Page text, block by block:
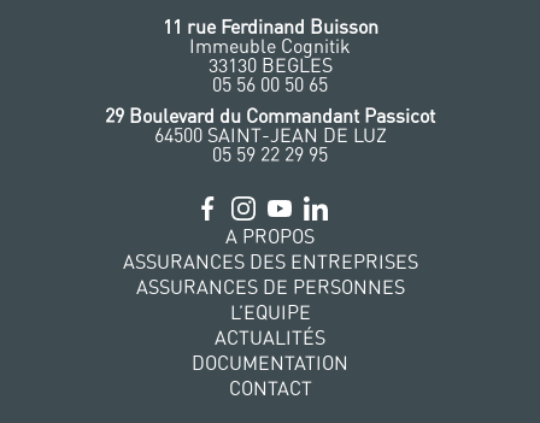
11 rue Ferdinand Buisson
Immeuble Cognitik
33130 BEGLES
‭05 56 00 50 65
‭29 Boulevard du Commandant Passicot
64500 SAINT-JEAN DE LUZ
05 59 22 29 95
A PROPOS
ASSURANCES DES ENTREPRISES
ASSURANCES DE PERSONNES
L’EQUIPE
ACTUALITÉS
DOCUMENTATION
CONTACT